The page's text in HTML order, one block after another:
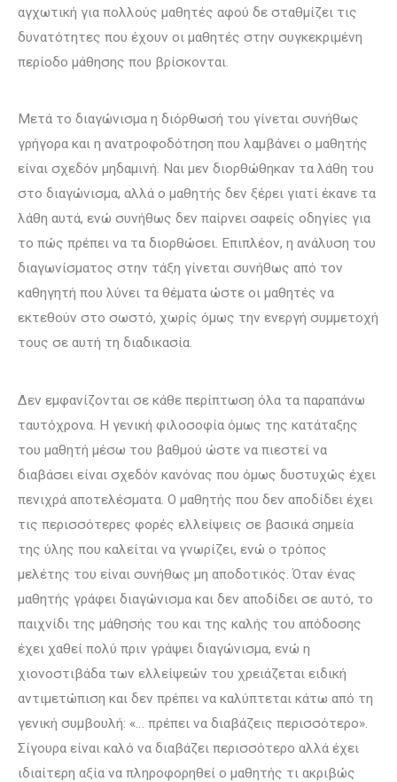
αγχωτική για πολλούς μαθητές αφού δε σταθμίζει τις
δυνατότητες που έχουν οι μαθητές στην συγκεκριμένη
περίοδο μάθησης που βρίσκονται.
Μετά το διαγώνισμα η διόρθωσή του γίνεται συνήθως
γρήγορα και η ανατροφοδότηση που λαμβάνει ο μαθητής
είναι σχεδόν μηδαμινή. Ναι μεν διορθώθηκαν τα λάθη του
στο διαγώνισμα, αλλά ο μαθητής δεν ξέρει γιατί έκανε τα
λάθη αυτά, ενώ συνήθως δεν παίρνει σαφείς οδηγίες για
το πώς πρέπει να τα διορθώσει. Επιπλέον, η ανάλυση του
διαγωνίσματος στην τάξη γίνεται συνήθως από τον
καθηγητή που λύνει τα θέματα ώστε οι μαθητές να
εκτεθούν στο σωστό, χωρίς όμως την ενεργή συμμετοχή
τους σε αυτή τη διαδικασία.
Δεν εμφανίζονται σε κάθε περίπτωση όλα τα παραπάνω
ταυτόχρονα. Η γενική φιλοσοφία όμως της κατάταξης
του μαθητή μέσω του βαθμού ώστε να πιεστεί να
διαβάσει είναι σχεδόν κανόνας που όμως δυστυχώς έχει
πενιχρά αποτελέσματα. Ο μαθητής που δεν αποδίδει έχει
τις περισσότερες φορές ελλείψεις σε βασικά σημεία
της ύλης που καλείται να γνωρίζει, ενώ ο τρόπος
μελέτης του είναι συνήθως μη αποδοτικός. Όταν ένας
μαθητής γράφει διαγώνισμα και δεν αποδίδει σε αυτό, το
παιχνίδι της μάθησής του και της καλής του απόδοσης
έχει χαθεί πολύ πριν γράψει διαγώνισμα, ενώ η
χιονοστιβάδα των ελλείψεών του χρειάζεται ειδική
αντιμετώπιση και δεν πρέπει να καλύπτεται κάτω από τη
γενική συμβουλή: «… πρέπει να διαβάζεις περισσότερο».
Σίγουρα είναι καλό να διαβάζει περισσότερο αλλά έχει
ιδιαίτερη αξία να πληροφορηθεί ο μαθητής τι ακριβώς